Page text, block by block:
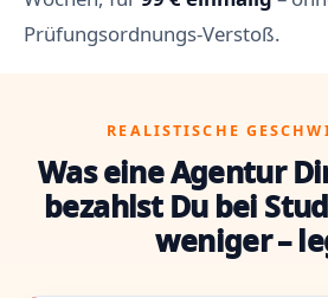
Prüfungsordnungs-Verstoß.
REALISTISCHE
Was eine Agentur
bezahlst Du bei
weniger –